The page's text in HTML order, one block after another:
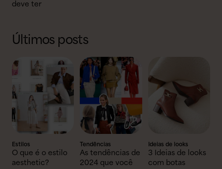
deve ter
Últimos posts
Estilos
O que é o estilo
aesthetic?
Tendências
As tendências de
2024 que você
Ideias de looks
3 Ideias de looks
com botas